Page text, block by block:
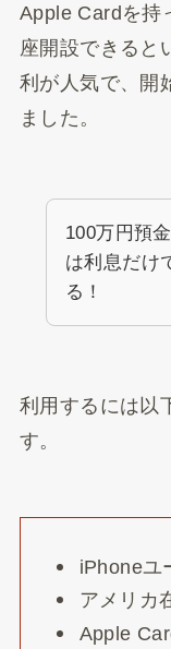
Apple Cardを持
座開設できると
利が人気で、開
ました。
100万円預
は利息だけ
る！
利用するには以
す。
iPhoneユ
アメリカ
Apple